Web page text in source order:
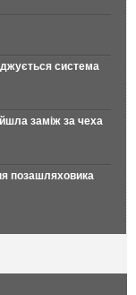
система
заміж за чеха
позашляховика